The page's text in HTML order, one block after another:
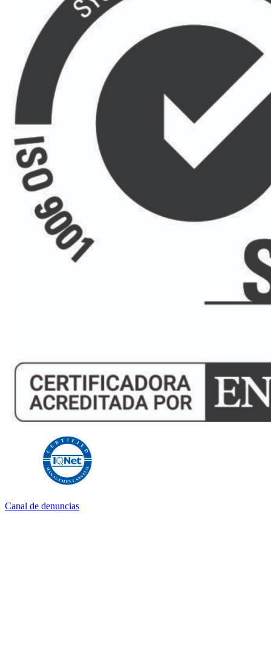
Canal de denuncias